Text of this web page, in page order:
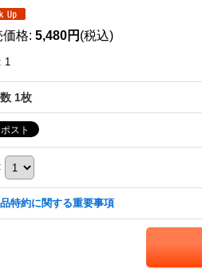
価格: 5,480円 (税込)
: 1
1枚
:
特約に関する重要事項